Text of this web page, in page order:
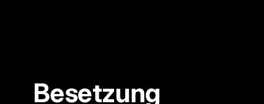
Besetzung